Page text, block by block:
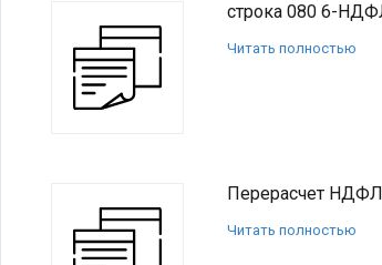
строка 080 6-
Читать полностью
Перерасчет
Читать полностью